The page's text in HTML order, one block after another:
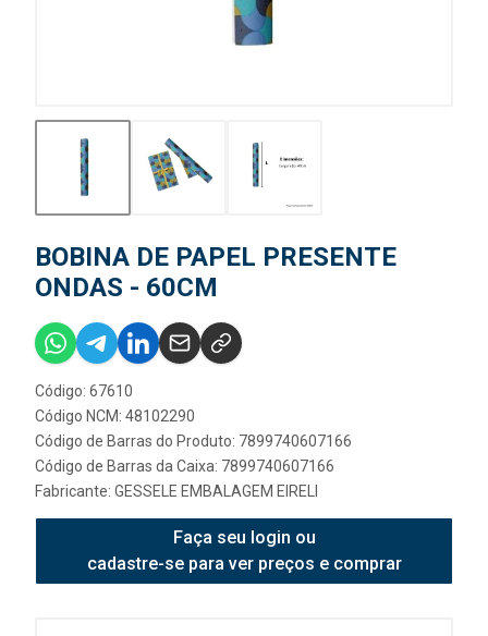
BOBINA DE PAPEL PRESENTE
ONDAS - 60CM
Código: 67610
Código NCM: 48102290
Código de Barras do Produto: 7899740607166
Código de Barras da Caixa: 7899740607166
Fabricante: GESSELE EMBALAGEM EIRELI
Faça seu login ou
cadastre-se para ver preços e comprar